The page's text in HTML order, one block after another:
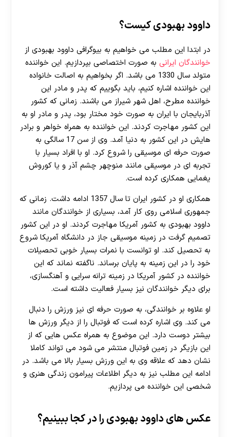
داوود بهبودی کیست؟
در ابتدا این مطلب می خواهیم به بیوگرافی داوود بهبودی از
خوانندگان ایرانی به صورت اختصاصی بپردازیم. این خواننده
متولد سال 1330 می باشد. اگر بخواهیم به اصالت خانواده
این خواننده اشاره کنیم، باید بگوییم که پدر و مادر این
خواننده مطرح، اهل شهر شیراز می باشند. زمانی که کشور
آذربایجان با ایران به صورت خود مختار بود، پدر و مادر او به
این کشور مهاجرت کردند. این خواننده به همراه خواهر و برادر
هایش در این کشور به دنیا آمد. وی از سن 17 سالگی به
صورت حرفه ای موسیقی را شروع کرد. او با افراد بسیار با
تجربه ای در موسیقی مانند منوچهر چشم آذر و یا کوروش
یغمایی همکاری کرده است.
همکاری او در کشور ایران تا سال 1357 ادامه داشت. زمانی که
جمهوری اسلامی روی کار آمد، بسیاری از خوانندگان مانند
داوود بهبودی به کشور آمریکا مهاجرت کردند. او در این کشور
تصمیم گرفت در زمینه موسیقی جاز در دانشگاه آمریکا شروع
به تحصیل کند. او توانست با نمرات بسیار خوبی تحصیلات
خود را در این زمینه به پایان برساند. ناگفته نماند که این
خواننده در کشور آمریکا در زمینه ترانه سرایی و آهنگسازی،
برای دیگر خوانندگان نیز بسیار فعالیت داشته است.
او علاوه بر خوانندگی، به صورت حرفه ای نیز ورزش را دنبال
می کند. وی اشاره کرده است که فوتبال را از دیگر ورزش ها
بیشتر دوست دارد. این موضوع به همراه عکس هایی که از
این بازیگر در زمین فوتبال منتشر می شود می تواند کاملا
نشان دهد که علاقه وی به این ورزش بسیار بالا می باشد. در
ادامه این مطلب نیز به دیگر اطلاعات پیرامون زندگی هنری و
شخصی این خواننده می پردازیم.
عکس های داوود بهبودی را در کجا ببینیم؟